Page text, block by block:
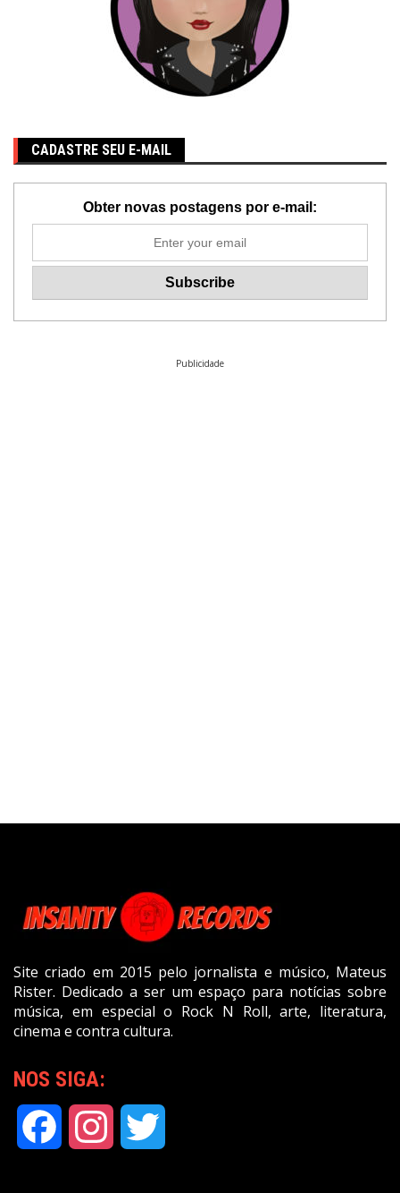
CADASTRE SEU E-MAIL
Obter novas postagens por e-mail:
Publicidade
Site criado em 2015 pelo jornalista e músico, Mateus
Rister. Dedicado a ser um espaço para notícias sobre
música, em especial o Rock N Roll, arte, literatura,
cinema e contra cultura.
NOS SIGA:
Facebook Instagram